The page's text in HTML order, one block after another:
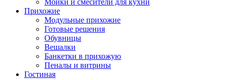
Мойки и смесители для кухни
Прихожие
Модульные прихожие
Готовые решения
Обувницы
Вешалки
Банкетки в прихожую
Пеналы и витрины
Гостиная